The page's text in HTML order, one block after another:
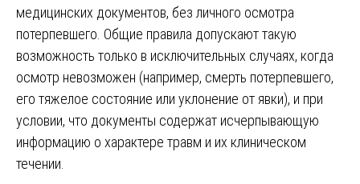
медицинских документов, без личного осмотра
потерпевшего. Общие правила допускают такую
возможность только в исключительных случаях, когда
осмотр невозможен (например, смерть потерпевшего,
его тяжелое состояние или уклонение от явки), и при
условии, что документы содержат исчерпывающую
информацию о характере травм и их клиническом
течении.